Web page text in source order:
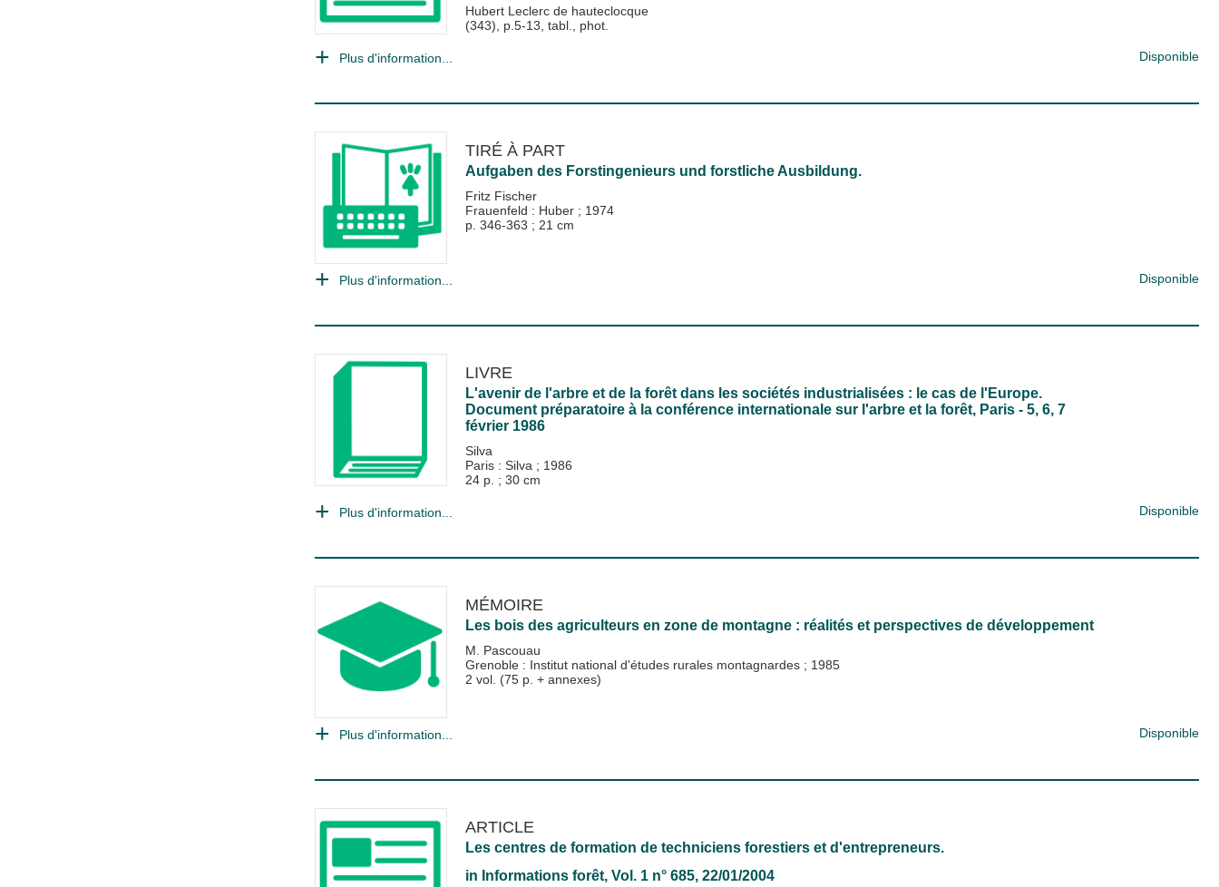
Hubert Leclerc de hauteclocque
(343), p.5-13, tabl., phot.
Plus d'information... Disponible
TIRÉ À PART
Aufgaben des Forstingenieurs und forstliche Ausbildung.
Fritz Fischer
Frauenfeld : Huber ; 1974
p. 346-363 ; 21 cm
Plus d'information... Disponible
LIVRE
L'avenir de l'arbre et de la forêt dans les sociétés industrialisées : le cas de l'Europe.
Document préparatoire à la conférence internationale sur l'arbre et la forêt, Paris - 5, 6, 7
février 1986
Silva
Paris : Silva ; 1986
24 p. ; 30 cm
Plus d'information... Disponible
MÉMOIRE
Les bois des agriculteurs en zone de montagne : réalités et perspectives de développement
M. Pascouau
Grenoble : Institut national d'études rurales montagnardes ; 1985
2 vol. (75 p. + annexes)
Plus d'information... Disponible
ARTICLE
Les centres de formation de techniciens forestiers et d'entrepreneurs.
in Informations forêt, Vol. 1 n° 685, 22/01/2004